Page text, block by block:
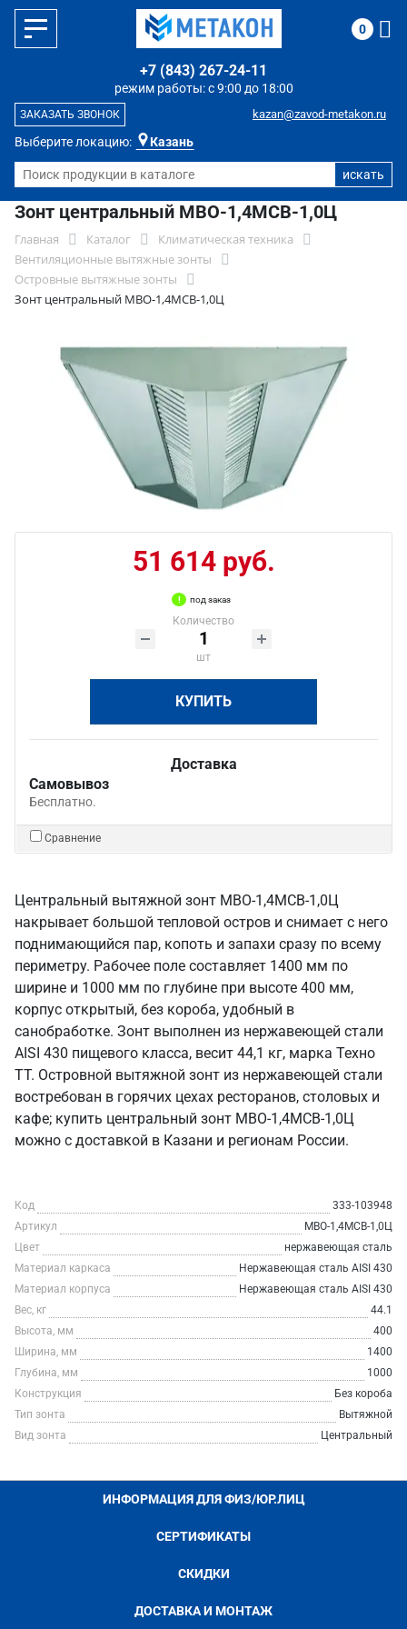
Выберите локацию: Казань
режим работы: с 9:00 до 18:00
+7 (843) 267-24-11
kazan@zavod-metakon.ru
ЗАКАЗАТЬ ЗВОНОК
0
Зонт центральный МВО-1,4МСВ-1,0Ц
Главная Каталог
Климатическая техника
Вентиляционные вытяжные зонты
Островные вытяжные зонты
Зонт центральный МВО-1,4МСВ-1,0Ц
51 614 руб.
под заказ
Количество
шт
КУПИТЬ
Доставка
Самовывоз
Бесплатно.
Сравнение
Центральный вытяжной зонт МВО-1,4МСВ-1,0Ц
накрывает большой тепловой остров и снимает с него
поднимающийся пар, копоть и запахи сразу по всему
периметру. Рабочее поле составляет 1400 мм по
ширине и 1000 мм по глубине при высоте 400 мм,
корпус открытый, без короба, удобный в
санобработке. Зонт выполнен из нержавеющей стали
AISI 430 пищевого класса, весит 44,1 кг, марка Техно
ТТ. Островной вытяжной зонт из нержавеющей стали
востребован в горячих цехах ресторанов, столовых и
кафе; купить центральный зонт МВО-1,4МСВ-1,0Ц
можно с доставкой в Казани и регионам России.
Код
333-103948
Артикул
МВО-1,4МСВ-1,0Ц
Цвет
нержавеющая сталь
Материал каркаса
Нержавеющая сталь AISI 430
Материал корпуса
Нержавеющая сталь AISI 430
Вес, кг
44.1
Высота, мм
400
Ширина, мм
1400
Глубина, мм
1000
Конструкция
Без короба
Тип зонта
Вытяжной
Вид зонта
Центральный
ИНФОРМАЦИЯ ДЛЯ ФИЗ/ЮР.ЛИЦ
СЕРТИФИКАТЫ
СКИДКИ
ДОСТАВКА И МОНТАЖ